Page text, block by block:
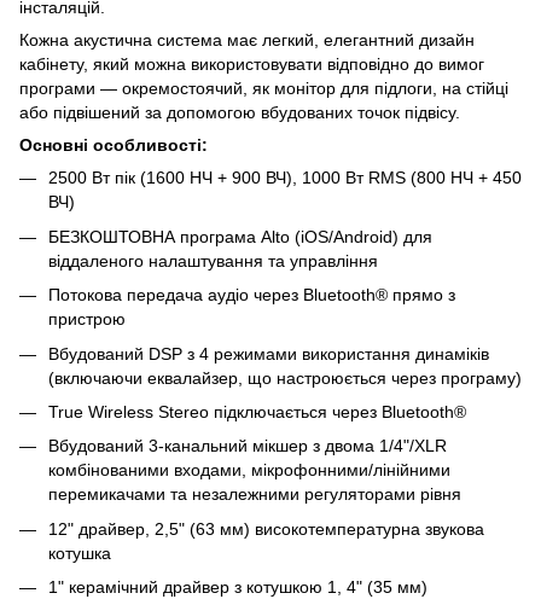
інсталяцій.
Кожна акустична система має легкий, елегантний дизайн
кабінету, який можна використовувати відповідно до вимог
програми — окремостоячий, як монітор для підлоги, на стійці
або підвішений за допомогою вбудованих точок підвісу.
Основні особливості:
2500 Вт пік (1600 НЧ + 900 ВЧ), 1000 Вт RMS (800 НЧ + 450
ВЧ)
БЕЗКОШТОВНА програма Alto (iOS/Android) для
віддаленого налаштування та управління
Потокова передача аудіо через Bluetooth® прямо з
пристрою
Вбудований DSP з 4 режимами використання динаміків
(включаючи еквалайзер, що настроюється через програму)
True Wireless Stereo підключається через Bluetooth®
Вбудований 3-канальний мікшер з двома 1/4"/XLR
комбінованими входами, мікрофонними/лінійними
перемикачами та незалежними регуляторами рівня
12" драйвер, 2,5" (63 мм) високотемпературна звукова
котушка
1" керамічний драйвер з котушкою 1, 4" (35 мм)